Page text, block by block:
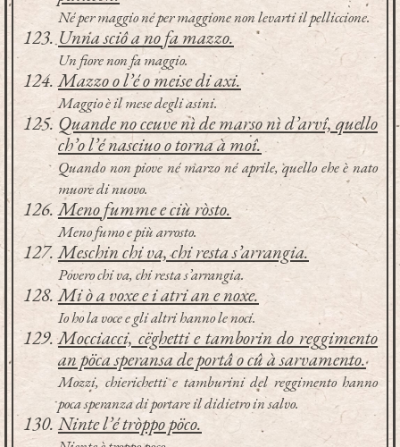
Né per maggio né per maggione non levarti il pelliccione.
Unna sciô a no fa mazzo.
Un fiore non fa maggio.
Mazzo o l’é o meise di axi.
Maggio è il mese degli asini.
Quande no ceuve nì de marso nì d’arvî, quello
ch’o l’é nasciuo o torna à moî.
Quando non piove né marzo né aprile, quello ehe è nato
muore di nuovo.
Meno fumme e ciù ròsto.
Meno fumo e più arrosto.
Meschin chi va, chi resta s’arrangia.
Povero chi va, chi resta s’arrangia.
Mi ò a voxe e i atri an e noxe.
Io ho la voce e gli altri hanno le noci.
Mocciacci, cëghetti e tamborin do reggimento
an pöca speransa de portâ o cû à sarvamento.
Mozzi, chierichetti e tamburini del reggimento hanno
poca speranza di portare il didietro in salvo.
Ninte l’é tròppo pöco.